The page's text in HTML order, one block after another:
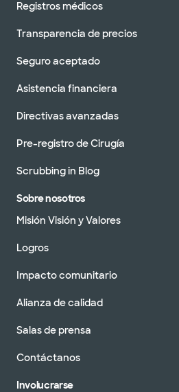
Registros médicos
Transparencia de precios
Seguro aceptado
Asistencia financiera
Directivas avanzadas
Pre-registro de Cirugía
Scrubbing in Blog
Sobre nosotros
Misión Visión y Valores
Logros
Impacto comunitario
Alianza de calidad
Salas de prensa
Contáctanos
Involucrarse